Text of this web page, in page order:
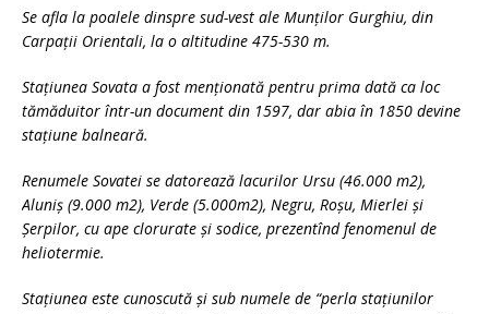
Se afla la poalele dinspre sud-vest ale Munților Gurghiu, din
Carpații Orientali, la o altitudine 475-530 m.
Stațiunea Sovata a fost menționată pentru prima dată ca loc
tămăduitor într-un document din 1597, dar abia în 1850 devine
stațiune balneară.
Renumele Sovatei se datorează lacurilor Ursu (46.000 m2),
Aluniș (9.000 m2), Verde (5.000m2), Negru, Roșu, Mierlei și
Șerpilor, cu ape clorurate și sodice, prezentînd fenomenul de
heliotermie.
Staţiunea este cunoscută şi sub numele de “perla staţiunilor